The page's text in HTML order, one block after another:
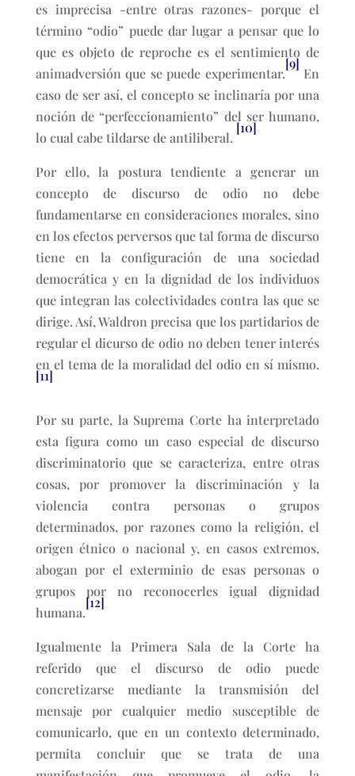
es imprecisa -entre otras razones- porque el
término “odio” puede dar lugar a pensar que lo
que es objeto de reproche es el sentimiento de
animadversión que se puede experimentar.
[9]
En
caso de ser así, el concepto se inclinaría por una
noción de “perfeccionamiento” del ser humano,
lo cual cabe tildarse de antiliberal.
[10]
Por ello, la postura tendiente a generar un
concepto de discurso de odio no debe
fundamentarse en consideraciones morales, sino
en los efectos perversos que tal forma de discurso
tiene en la configuración de una sociedad
democrática y en la dignidad de los individuos
que integran las colectividades contra las que se
dirige. Así, Waldron precisa que los partidarios de
regular el dicurso de odio no deben tener interés
en el tema de la moralidad del odio en sí mismo.
[11]
Por su parte, la Suprema Corte ha interpretado
esta figura como un caso especial de discurso
discriminatorio que se caracteriza, entre otras
cosas, por promover la discriminación y la
violencia contra personas o grupos
determinados, por razones como la religión, el
origen étnico o nacional y, en casos extremos,
abogan por el exterminio de esas personas o
grupos por no reconocerles igual dignidad
humana.
[12]
Igualmente la Primera Sala de la Corte ha
referido que el discurso de odio puede
concretizarse mediante la transmisión del
mensaje por cualquier medio susceptible de
comunicarlo, que en un contexto determinado,
permita concluir que se trata de una